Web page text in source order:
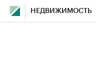
НЕДВИЖИМОСТЬ